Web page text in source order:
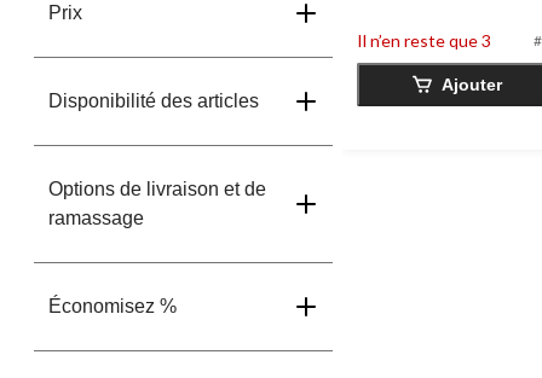
Prix
Disponibilité des articles
Options de livraison et de
ramassage
Économisez %
55
Il n’en reste que 3
Ajouter